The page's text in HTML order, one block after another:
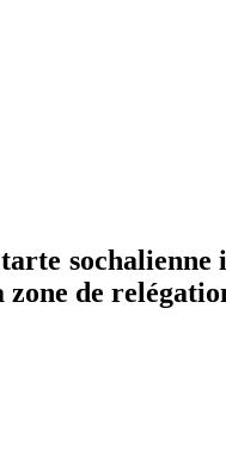
sochalienne
de